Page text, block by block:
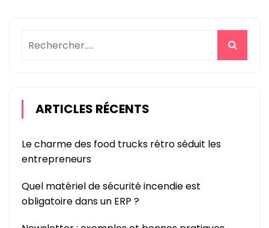
ARTICLES RÉCENTS
Le charme des food trucks rétro séduit les
entrepreneurs
Quel matériel de sécurité incendie est
obligatoire dans un ERP ?